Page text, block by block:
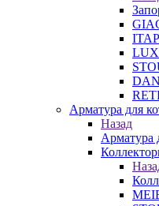
ITAP
Арматура для
Назад
Арматура